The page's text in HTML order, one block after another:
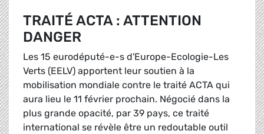
TRAITÉ ACTA : ATTENTION
DANGER
Les 15 eurodéputé-e-s d'Europe-Ecologie-Les
Verts (EELV) apportent leur soutien à la
mobilisation mondiale contre le traité ACTA qui
aura lieu le 11 février prochain. Négocié dans la
plus grande opacité, par 39 pays, ce traité
international se révèle être un redoutable outil